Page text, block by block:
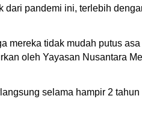
pandemi ini, terlebih
mereka tidak mudah putus
oleh Yayasan Nusantara
selama hampir 2